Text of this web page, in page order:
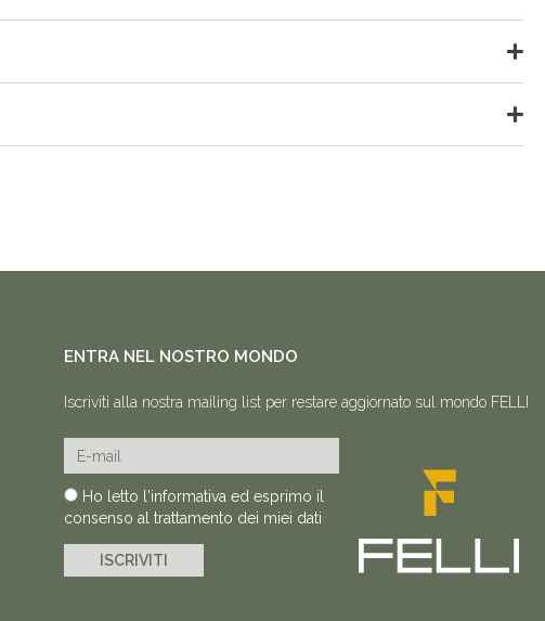
ENTRA NEL NOSTRO MONDO
Iscriviti alla nostra mailing list per restare aggiornato sul mondo FELLI
E-mail
Ho letto l'informativa ed esprimo il
consenso al trattamento dei miei dati
ISCRIVITI